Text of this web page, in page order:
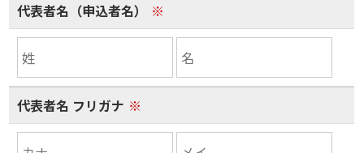
代表者名（申込者名） ※
代表者名 フリガナ ※